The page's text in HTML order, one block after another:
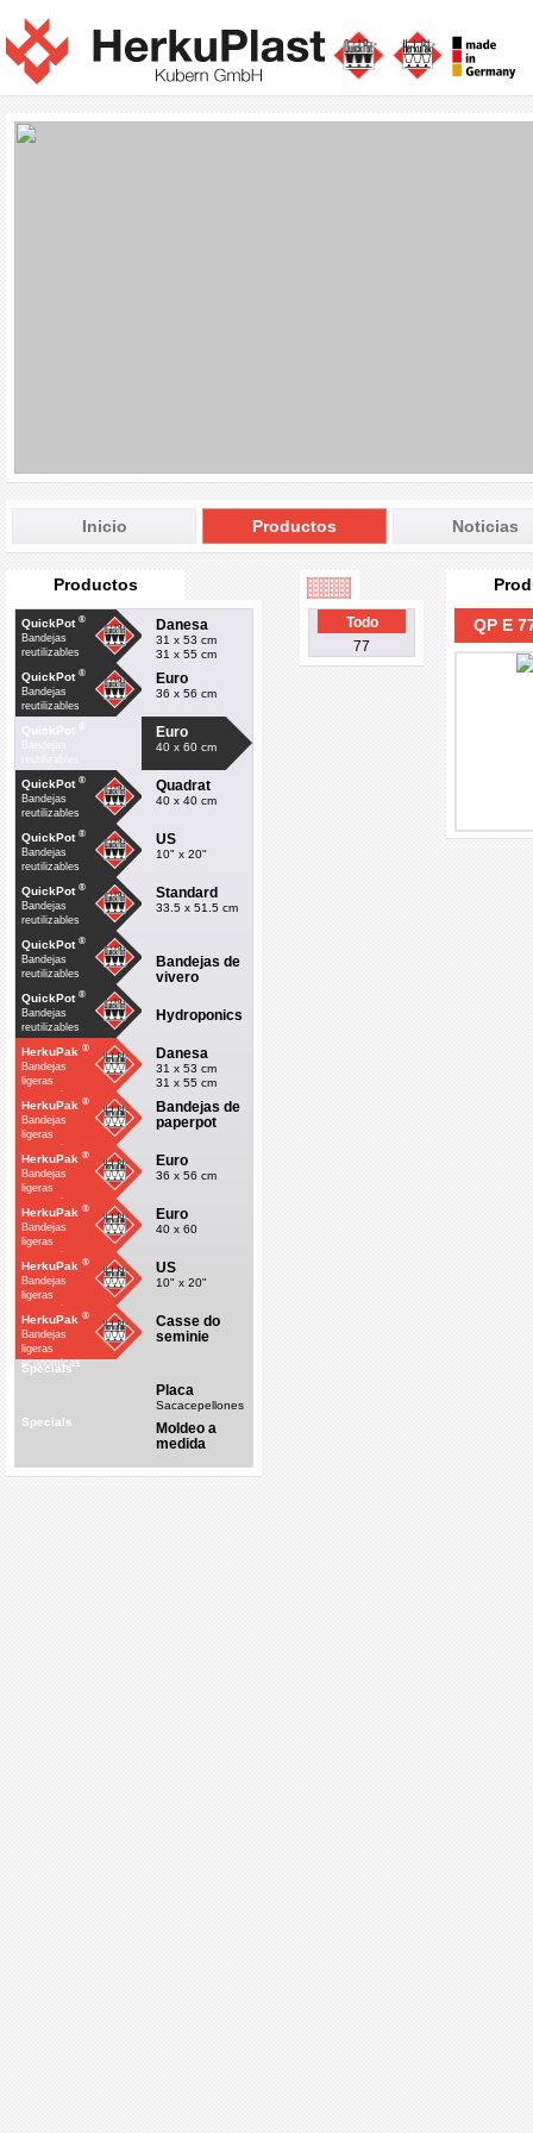
Inicio Productos Noticias
Productos
QuickPot ®
Bandejas
reutilizables
Danesa
31 x 53 cm
31 x 55 cm
QuickPot ®
Bandejas
reutilizables
Euro
36 x 56 cm
QuickPot Euro
40 x 60 cm
QuickPot ®
Bandejas
reutilizables
Quadrat
40 x 40 cm
QuickPot ®
Bandejas
reutilizables
US
10" x 20"
QuickPot ®
Bandejas
reutilizables
Standard
33.5 x 51.5 cm
QuickPot ®
Bandejas
reutilizables
Bandejas de
vivero
QuickPot ®
Bandejas
reutilizables
Hydroponics
HerkuPak ®
Bandejas
ligeras
economicas
Danesa
31 x 53 cm
31 x 55 cm
HerkuPak ®
Bandejas
ligeras
economicas
Bandejas de
paperpot
HerkuPak ®
Bandejas
ligeras
economicas
Euro
36 x 56 cm
HerkuPak ®
Bandejas
ligeras
economicas
Euro
40 x 60
HerkuPak ®
Bandejas
ligeras
economicas
US
10" x 20"
HerkuPak ®
Bandejas
ligeras
economicas
Casse do
seminie
Specials
Placa
Sacacepellones
Specials
Moldeo a
medida
Todo
77
QP E